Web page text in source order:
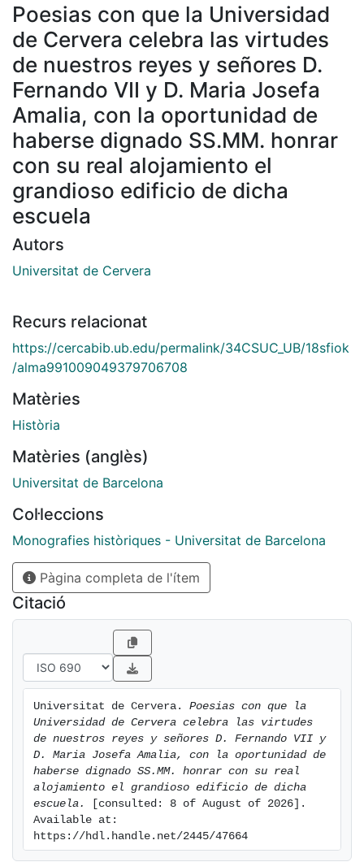
Poesias con que la Universidad
de Cervera celebra las virtudes
de nuestros reyes y señores D.
Fernando VII y D. Maria Josefa
Amalia, con la oportunidad de
haberse dignado SS.MM. honrar
con su real alojamiento el
grandioso edificio de dicha
escuela
Autors
Universitat de Cervera
Recurs relacionat
https://cercabib.ub.edu/permalink/34CSUC_UB/18sfiok
/alma991009049379706708
Matèries
Història
Matèries (anglès)
Universitat de Barcelona
Col·leccions
Monografies històriques - Universitat de Barcelona
Pàgina completa de l'ítem
Citació
Universitat de Cervera. Poesias con que la
Universidad de Cervera celebra las virtudes
de nuestros reyes y señores D. Fernando VII y
D. Maria Josefa Amalia, con la oportunidad de
haberse dignado SS.MM. honrar con su real
alojamiento el grandioso edificio de dicha
escuela.
[consulted: 8 of August of 2026].
Available at:
https://hdl.handle.net/2445/47664